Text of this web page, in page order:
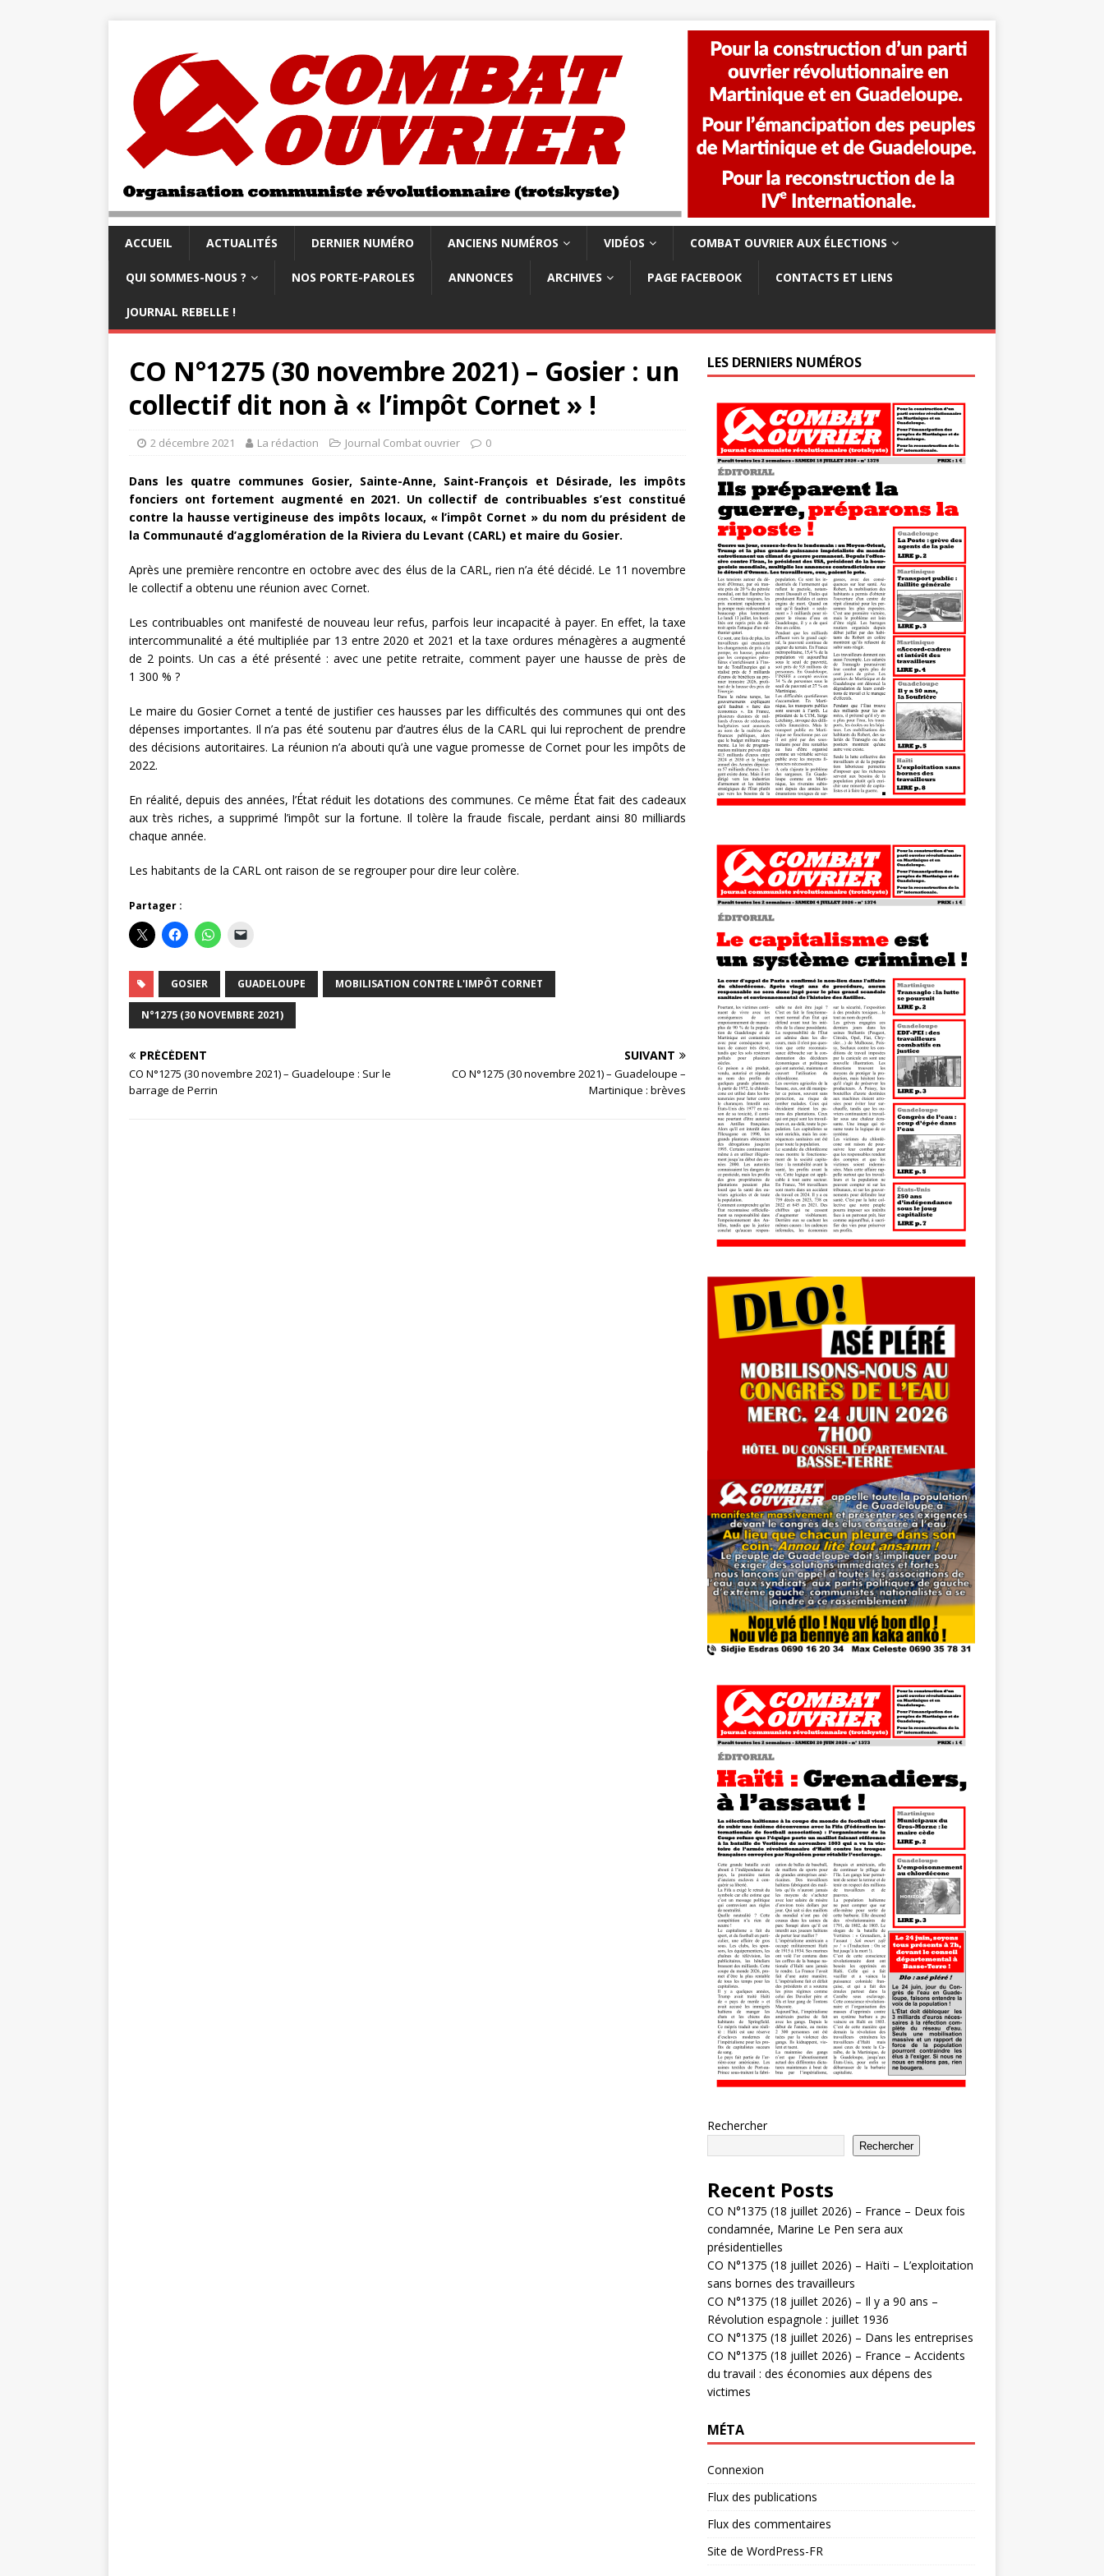
ACCUEIL ACTUALITÉS DERNIER NUMÉRO ANCIENS NUMÉROS VIDÉOS COMBAT OUVRIER AUX ÉLECTIONS
QUI SOMMES-NOUS ? NOS PORTE-PAROLES ANNONCES ARCHIVES PAGE FACEBOOK CONTACTS ET LIENS
JOURNAL REBELLE !
CO N°1275 (30 novembre 2021) – Gosier : un
collectif dit non à « l’impôt Cornet » !
2 décembre 2021 La rédaction Journal Combat ouvrier 0
Dans les quatre communes Gosier, Sainte-Anne, Saint-François et Désirade, les impôts
fonciers ont fortement augmenté en 2021. Un collectif de contribuables s’est constitué
contre la hausse vertigineuse des impôts locaux, « l’impôt Cornet » du nom du président de
la Communauté d’agglomération de la Riviera du Levant (CARL) et maire du Gosier.
Après une première rencontre en octobre avec des élus de la CARL, rien n’a été décidé. Le 11 novembre
le collectif a obtenu une réunion avec Cornet.
Les contribuables ont manifesté de nouveau leur refus, parfois leur incapacité à payer. En effet, la taxe
intercommunalité a été multipliée par 13 entre 2020 et 2021 et la taxe ordures ménagères a augmenté
de 2 points. Un cas a été présenté : avec une petite retraite, comment payer une hausse de près de
1 300 % ?
Le maire du Gosier Cornet a tenté de justifier ces hausses par les difficultés des communes qui ont des
dépenses importantes. Il n’a pas été soutenu par d’autres élus de la CARL qui lui reprochent de prendre
des décisions autoritaires. La réunion n’a abouti qu’à une vague promesse de Cornet pour les impôts de
2022.
En réalité, depuis des années, l’État réduit les dotations des communes. Ce même État fait des cadeaux
aux très riches, a supprimé l’impôt sur la fortune. Il tolère la fraude fiscale, perdant ainsi 80 milliards
chaque année.
Les habitants de la CARL ont raison de se regrouper pour dire leur colère.
Partager :
GOSIER GUADELOUPE MOBILISATION CONTRE L'IMPÔT CORNET
N°1275 (30 NOVEMBRE 2021)
PRÉCÉDENT
CO N°1275 (30 novembre 2021) – Guadeloupe : Sur le
barrage de Perrin
SUIVANT
CO N°1275 (30 novembre 2021) – Guadeloupe –
Martinique : brèves
LES DERNIERS NUMÉROS
Rechercher
Rechercher
Recent Posts
CO N°1375 (18 juillet 2026) – France – Deux fois
condamnée, Marine Le Pen sera aux
présidentielles
CO N°1375 (18 juillet 2026) – Haïti – L’exploitation
sans bornes des travailleurs
CO N°1375 (18 juillet 2026) – Il y a 90 ans –
Révolution espagnole : juillet 1936
CO N°1375 (18 juillet 2026) – Dans les entreprises
CO N°1375 (18 juillet 2026) – France – Accidents
du travail : des économies aux dépens des
victimes
MÉTA
Connexion
Flux des publications
Flux des commentaires
Site de WordPress-FR